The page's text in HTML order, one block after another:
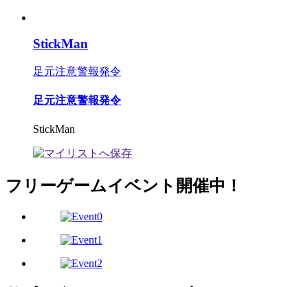
StickMan
足元注意警報発令
足元注意警報発令
StickMan
フリーゲームイベント開催中！